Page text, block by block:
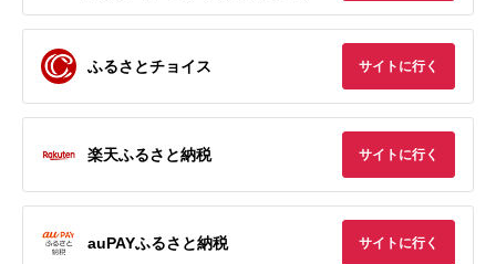
ふるさとチョイス サイトに行く
楽天ふるさと納税 サイトに行く
auPAYふるさと納税 サイトに行く